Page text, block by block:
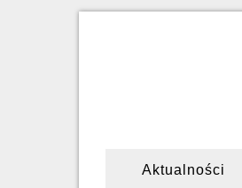
Aktualności